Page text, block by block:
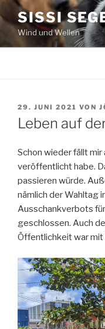
Zum
Inhalt
springen
SISSI
Wind und Wellen
VERÖFFENTLICHT
AM
29. JUNI 2021 VON
Leben auf
Schon wieder fällt mir
veröffentlicht habe.
passieren würde.
nämlich der Wahltag
Ausschankverbots
geschlossen. Auch
Öffentlichkeit war